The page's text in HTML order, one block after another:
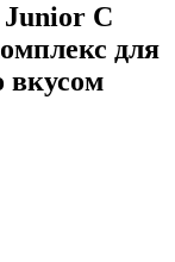
C
для
вкусом